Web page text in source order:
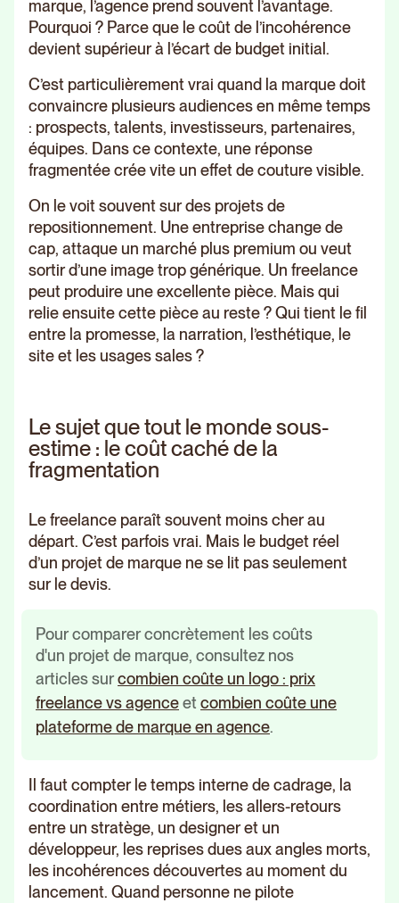
marque, l’agence prend souvent l’avantage.
Pourquoi ? Parce que le coût de l’incohérence
devient supérieur à l’écart de budget initial.
C’est particulièrement vrai quand la marque doit
convaincre plusieurs audiences en même temps
: prospects, talents, investisseurs, partenaires,
équipes. Dans ce contexte, une réponse
fragmentée crée vite un effet de couture visible.
On le voit souvent sur des projets de
repositionnement. Une entreprise change de
cap, attaque un marché plus premium ou veut
sortir d’une image trop générique. Un freelance
peut produire une excellente pièce. Mais qui
relie ensuite cette pièce au reste ? Qui tient le fil
entre la promesse, la narration, l’esthétique, le
site et les usages sales ?
Le sujet que tout le monde sous-
estime : le coût caché de la
fragmentation
Le freelance paraît souvent moins cher au
départ. C’est parfois vrai. Mais le budget réel
d’un projet de marque ne se lit pas seulement
sur le devis.
Pour comparer concrètement les coûts
d'un projet de marque, consultez nos
articles surcombien coûte un logo : prix
freelance vs agenceet combien coûte une
plateforme de marque en agence.
Il faut compter le temps interne de cadrage, la
coordination entre métiers, les allers-retours
entre un stratège, un designer et un
développeur, les reprises dues aux angles morts,
les incohérences découvertes au moment du
lancement. Quand personne ne pilote